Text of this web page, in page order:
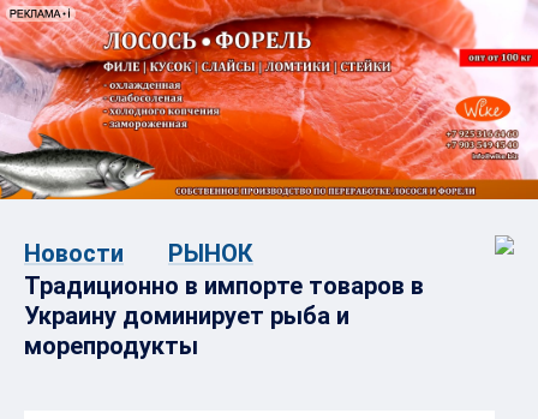
Новости
РЫНОК
Традиционно в импорте товаров в
Украину доминирует рыба и
морепродукты